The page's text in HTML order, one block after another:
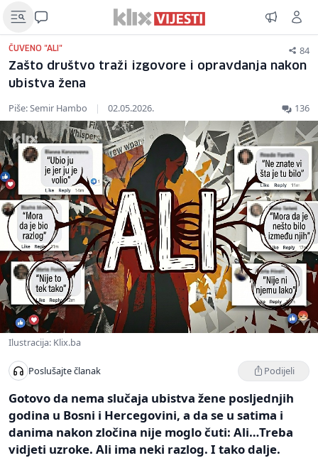
ČUVENO "ALI" 84
Zašto društvo traži izgovore i opravdanja nakon
ubistva žena
Piše: Semir Hambo | 02.05.2026. 136
Ilustracija: Klix.ba
Poslušajte članak Podijeli
Gotovo da nema slučaja ubistva žene posljednjih
godina u Bosni i Hercegovini, a da se u satima i
danima nakon zločina nije moglo čuti: Ali…Treba
vidjeti uzroke. Ali ima neki razlog. I tako dalje.